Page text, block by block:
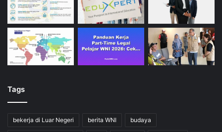
Tags
bekerja di Luar Negeri berita WNI budaya